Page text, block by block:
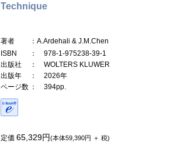
Technique
著者
：A.Ardehali & J.M.Chen
ISBN
： 978-1-975238-39-1
出版社
： WOLTERS KLUWER
出版年
： 2026年
ページ数 ： 394pp.
定価 65,329円(本体59,390円 ＋ 税)